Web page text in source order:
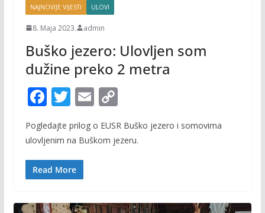
NAJNOVIJE VIJESTI ULOVI
8. Maja 2023. admin
Buško jezero: Ulovljen som
dužine preko 2 metra
F
ac
e
b
o
T
w
itt
er
E
ai
C
p
Pogledajte prilog o EUSR Buško jezero i somovima
ulovljenim na Buškom jezeru.
Read More